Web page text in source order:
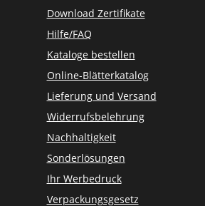
Download Zertifikate
Hilfe/FAQ
Kataloge bestellen
Online-Blätterkatalog
Lieferung und Versand
Widerrufsbelehrung
Nachhaltigkeit
Sonderlösungen
Ihr Werbedruck
Verpackungsgesetz